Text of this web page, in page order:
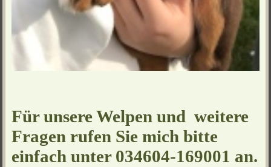
Für unsere Welpen und weitere
Fragen rufen Sie mich bitte
einfach unter 034604-169001 an.